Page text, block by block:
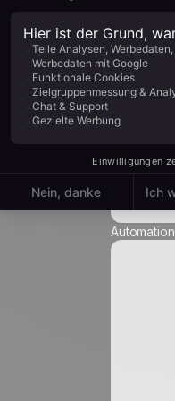
Automation
Unternehmen *